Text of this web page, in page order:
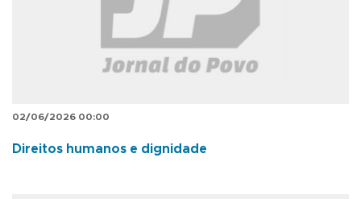
02/06/2026 00:00
Direitos humanos e dignidade